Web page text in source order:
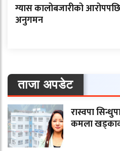
ग्यास कालोबजारीको
अनुगमन
ताजा अपडेट
रास्वपा
कमला